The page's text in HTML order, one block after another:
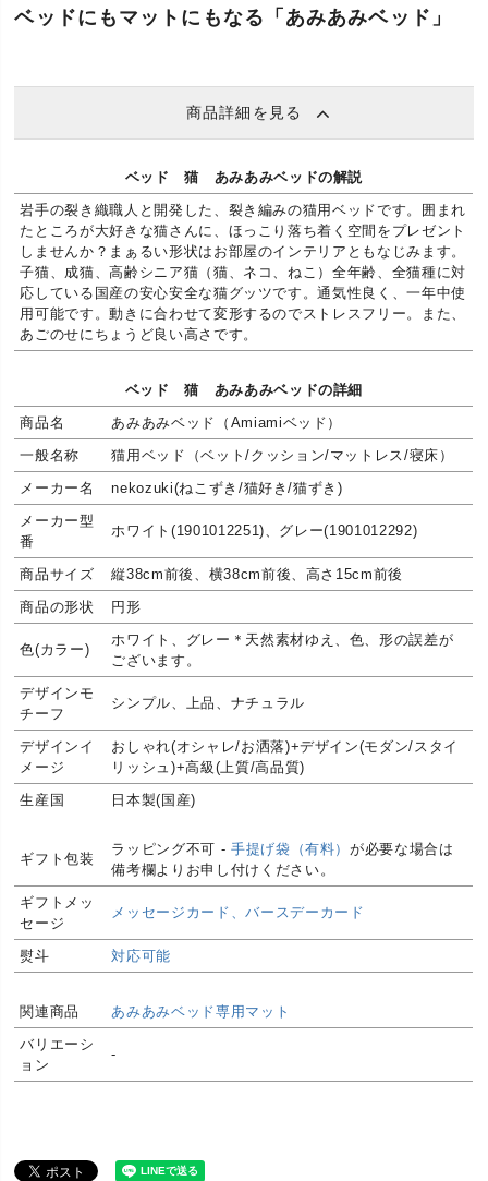
ベッドにもマットにもなる「あみあみベッド」
商品詳細を見る
ベッド 猫 あみあみベッドの解説
岩手の裂き織職人と開発した、裂き編みの猫用ベッドです。囲まれ
たところが大好きな猫さんに、ほっこり落ち着く空間をプレゼント
しませんか？まぁるい形状はお部屋のインテリアともなじみます。
子猫、成猫、高齢シニア猫（猫、ネコ、ねこ）全年齢、全猫種に対
応している国産の安心安全な猫グッツです。通気性良く、一年中使
用可能です。動きに合わせて変形するのでストレスフリー。また、
あごのせにちょうど良い高さです。
ベッド 猫 あみあみベッドの詳細
商品名
あみあみベッド（Amiamiベッド）
一般名称
猫用ベッド（ベット/クッション/マットレス/寝床）
メーカー名
nekozuki(ねこずき/猫好き/猫ずき)
メーカー型
番
ホワイト(1901012251)、グレー(1901012292)
商品サイズ
縦38cm前後、横38cm前後、高さ15cm前後
商品の形状
円形
色(カラー)
ホワイト、グレー＊天然素材ゆえ、色、形の誤差が
ございます。
デザインモ
チーフ
シンプル、上品、ナチュラル
デザインイ
メージ
おしゃれ(オシャレ/お洒落)+デザイン(モダン/スタイ
リッシュ)+高級(上質/高品質)
生産国
日本製(国産)
品質に関し
て
異なります。様々な表情があります。自然が生み出
した、やさしく味わい深い表情をお楽しみくださ
受けできかねます。デニム独特の香りがします。香
料は添加しておりません。商品の特性をご納得頂い
た上、ご購入のほどお願いいたします。
ご注意くだ
さい
き取ってください。本体を濡らしたままにしたり、
濡れた布を本体の上で放置しないでください。デニ
ムを使用しているのでお洗濯の際色落ちする場合が
機能
お気に入り空間になじむ国産デニム素材のベッドで
ギフト包装
ラッピング不可 - 手提げ袋（有料）が必要な場合は
備考欄よりお申し付けください。
ギフトメッ
セージ
メッセージカード、バースデーカード
熨斗 対応可能
関連商品
あみあみベッド専用マット
バリエーシ
ョン
-